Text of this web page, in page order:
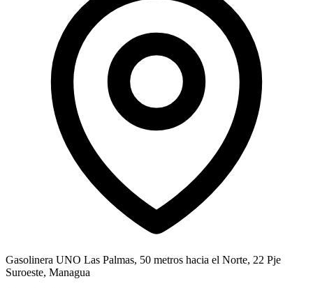
Gasolinera UNO Las Palmas, 50 metros hacia el Norte, 22 Pje
Suroeste, Managua